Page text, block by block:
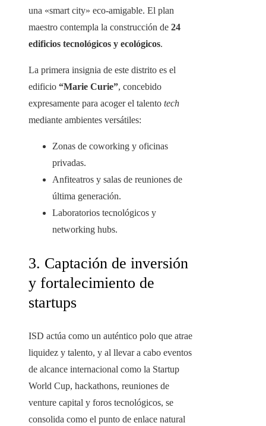
una «smart city» eco-amigable. El plan
maestro contempla la construcción de 24
edificios tecnológicos y ecológicos.
La primera insignia de este distrito es el
edificio “Marie Curie”, concebido
expresamente para acoger el talento tech
mediante ambientes versátiles:
Zonas de coworking y oficinas
privadas.
Anfiteatros y salas de reuniones de
última generación.
Laboratorios tecnológicos y
networking hubs.
3. Captación de inversión
y fortalecimiento de
startups
ISD actúa como un auténtico polo que atrae
liquidez y talento, y al llevar a cabo eventos
de alcance internacional como la Startup
World Cup, hackathons, reuniones de
venture capital y foros tecnológicos, se
consolida como el punto de enlace natural